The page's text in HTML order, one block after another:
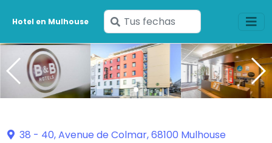
Hotel en Mulhouse
Ingresa
tus
fechas
38 - 40, Avenue de Colmar, 68100 Mulhouse